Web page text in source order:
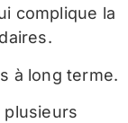
complique la
à long terme.
plusieurs